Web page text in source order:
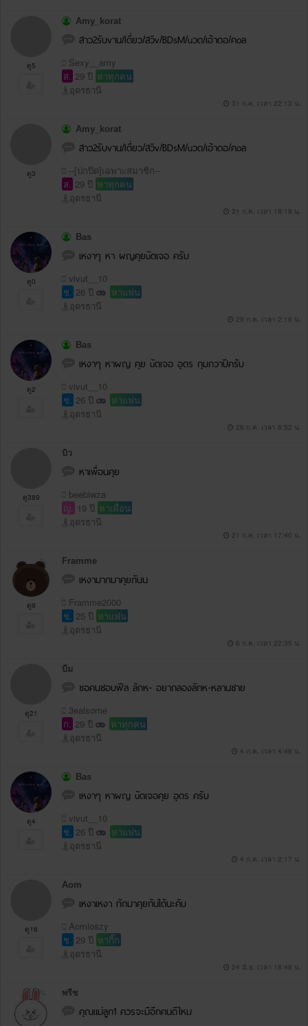
ดู5
Amy_korat
สาว2รับvาน/Iดี่ยว/สวิv/BDsM/uวด/เอ้าดอ/คoล
Sexy__amy
ส. 29 ปี หาทุกคน
อุดรธานี
31 ก.ค. เวลา 22:13 น.
ดู3
Amy_korat
สาว2รับvาน/Iดี่ยว/สวิv/BDsM/uวด/เอ้าดอ/คoล
--[ปกปิด]เฉพาะสมาชิก--
ส. 29 ปี หาทุกคน
อุดรธานี
31 ก.ค. เวลา 18:19 น.
ดู0
Bas
เหงาๆ หา ผญคุยuัดเจอ ครับ
vivut__10
ช. 26 ปี
หาแฟน
อุดรธานี
29 ก.ค. เวลา 2:16 น.
ดู2
Bas
เหงาๆ หาผญ คุย uัดเจอ อุดร กุมภวาปีครับ
vivut__10
ช. 26 ปี
หาแฟน
อุดรธานี
26 ก.ค. เวลา 8:52 น.
ดู389
บิว
หาเพื่อนคุย
beebiwza
ญ.
19 ปี หาเพื่อน
อุดรธานี
21 ก.ค. เวลา 17:40 น.
ดู9
Framme
เหงามากมาคุยกันน
Framme2000
ช. 25 ปี หาแฟน
อุดรธานี
6 ก.ค. เวลา 22:35 น.
ดู21
บีม
ขอคนชอบฟีล ลักห- อยากลองลักห-หลานชาย
3ealsome
ก. 29 ปี
หาทุกคน
อุดรธานี
4 ก.ค. เวลา 4:48 น.
ดู4
Bas
เหงาๆ หาผญ uัดเจอคุย อุดร ครับ
vivut__10
ช. 26 ปี
หาแฟน
อุดรธานี
4 ก.ค. เวลา 2:17 น.
ดู16
Aom
เหงาเหงา ทักมาคุยกันได้นะคับ
Aomloszy
ช. 29 ปี หากิ๊ก
อุดรธานี
24 มิ.ย. เวลา 18:48 น.
พรีช
คุณแม่ลูก1 ควรจะมีอีกคนดีไหม